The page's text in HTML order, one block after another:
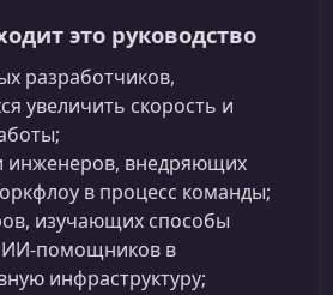
это руководство
разработчиков,
увеличить скорость и
инженеров, внедряющих
в процесс команды;
изучающих способы
в
инфраструктуру;